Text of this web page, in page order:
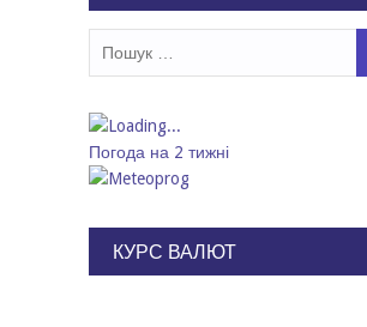
Погода на 2 тижні
КУРС ВАЛЮТ